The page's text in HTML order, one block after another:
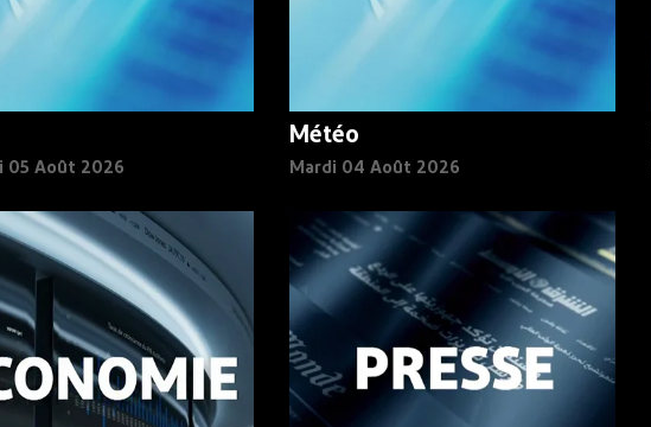
05 Août 2026
Météo
Mardi 04 Août 2026